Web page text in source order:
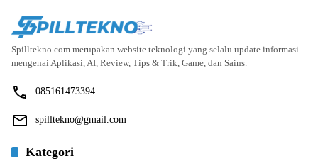
Spilltekno.com merupakan website teknologi yang selalu update informasi
mengenai Aplikasi, AI, Review, Tips & Trik, Game, dan Sains.
085161473394
spilltekno@gmail.com
Kategori